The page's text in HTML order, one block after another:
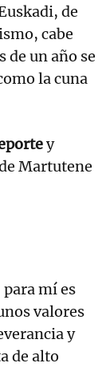
de
cabe
de un año se
la cuna
y
Martutene
mí es
valores
y
de alto